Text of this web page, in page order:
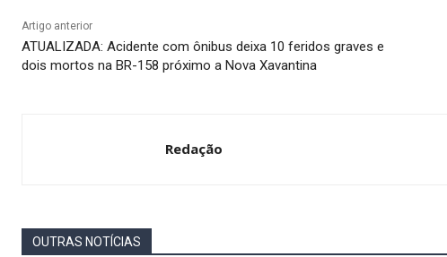
Artigo anterior
ATUALIZADA: Acidente com ônibus deixa 10 feridos graves e
dois mortos na BR-158 próximo a Nova Xavantina
Redação
OUTRAS NOTÍCIAS